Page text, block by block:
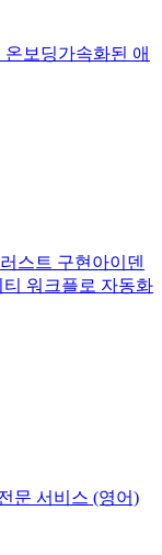
보딩가속화된 애
스트 구현 아이덴
티 워크플로 자동화
문 서비스 (영어)